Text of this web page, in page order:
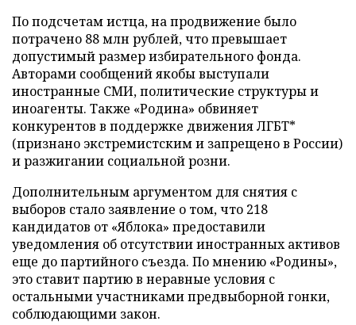
По подсчетам истца, на продвижение было
потрачено 88 млн рублей, что превышает
допустимый размер избирательного фонда.
Авторами сообщений якобы выступали
иностранные СМИ, политические структуры и
иноагенты. Также «Родина» обвиняет
конкурентов в поддержке движения ЛГБТ*
(признано экстремистским и запрещено в России)
и разжигании социальной розни.
Дополнительным аргументом для снятия с
выборов стало заявление о том, что 218
кандидатов от «Яблока» предоставили
уведомления об отсутствии иностранных активов
еще до партийного съезда. По мнению «Родины»,
это ставит партию в неравные условия с
остальными участниками предвыборной гонки,
соблюдающими закон.